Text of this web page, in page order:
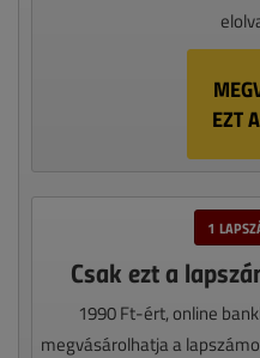
EZT
1
Csak ezt a
1990 Ft-ért, online
megvásárolhatja a